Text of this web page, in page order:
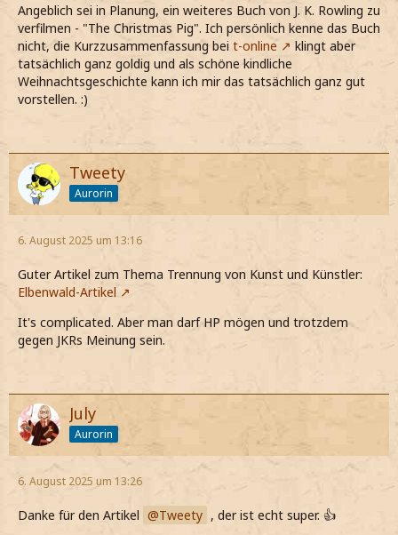
Angeblich sei in Planung, ein weiteres Buch von J. K. Rowling zu
verfilmen - "The Christmas Pig". Ich persönlich kenne das Buch
nicht, die Kurzzusammenfassung bei t-online
klingt aber
tatsächlich ganz goldig und als schöne kindliche
Weihnachtsgeschichte kann ich mir das tatsächlich ganz gut
vorstellen. :)
Tweety
Aurorin
6. August 2025 um 13:16
Guter Artikel zum Thema Trennung von Kunst und Künstler:
Elbenwald-Artikel
It's complicated. Aber man darf HP mögen und trotzdem
gegen JKRs Meinung sein.
July
Aurorin
6. August 2025 um 13:26
Danke für den Artikel Tweety , der ist echt super. 👍